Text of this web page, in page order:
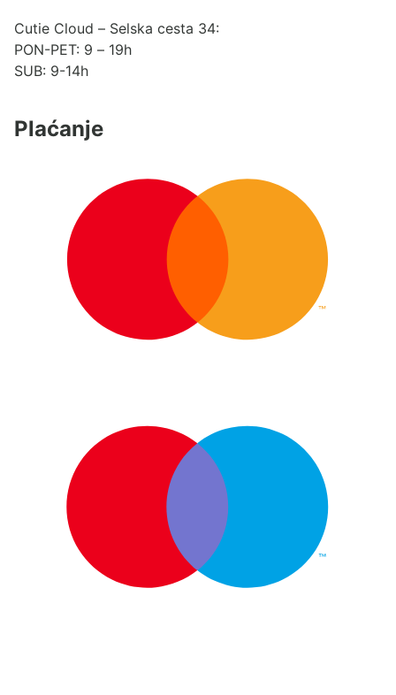
Cutie Cloud – Selska cesta 34:
PON-PET: 9 – 19h
SUB: 9-14h
Plaćanje